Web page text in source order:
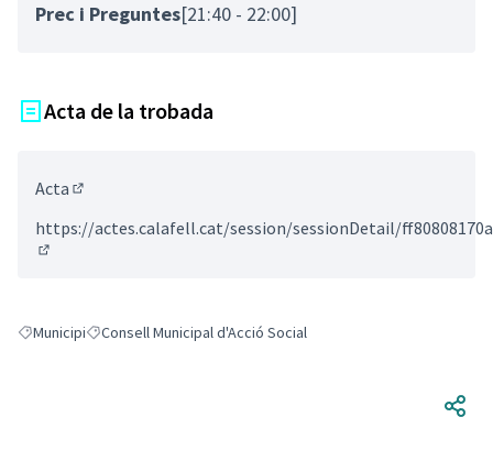
Prec i Preguntes[21:40 - 22:00]
Acta de la trobada
Acta
https://actes.calafell.cat/session/sessionDetail/
Resultats en filtrar per: Municipi
MunicipiResultats en filtrar per: Consell Municipal d'Acció Social
Consell Municipal d'Acció Social